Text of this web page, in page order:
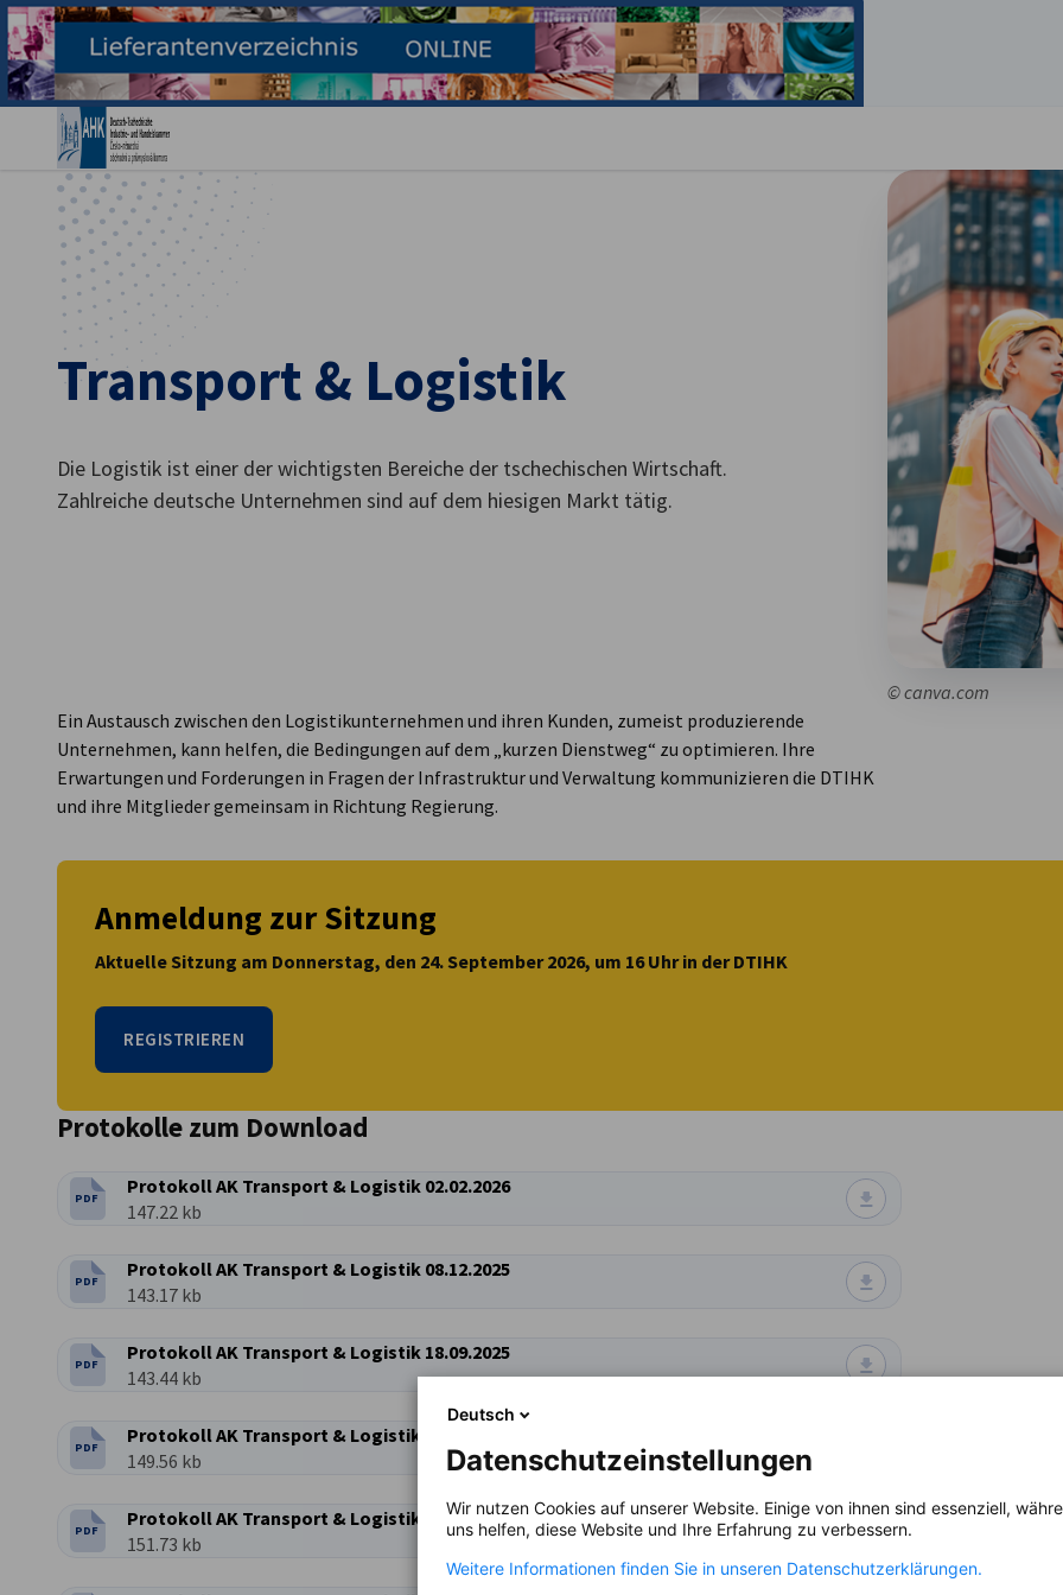
Einstellungen schließen
Transport & Logistik
Die Logistik ist einer der wichtigsten Bereiche der tschechischen Wirtschaft.
Zahlreiche deutsche Unternehmen sind auf dem hiesigen Markt tätig.
© canva.com
Ein Austausch zwischen den Logistikunternehmen und ihren Kunden, zumeist produzierende
Unternehmen, kann helfen, die Bedingungen auf dem „kurzen Dienstweg“ zu optimieren. Ihre
Erwartungen und Forderungen in Fragen der Infrastruktur und Verwaltung kommunizieren die DTIHK
und ihre Mitglieder gemeinsam in Richtung Regierung.
Anmeldung zur Sitzung
Aktuelle Sitzung am Donnerstag, den 24. September 2026, um 16 Uhr in der DTIHK
REGISTRIEREN
Protokolle zum Download
DATEITYP:
PDF
Protokoll AK Transport & Logistik 02.02.2026
Dateigröße:
147.22 kb
DATEITYP:
PDF
Protokoll AK Transport & Logistik 08.12.2025
Dateigröße:
143.17 kb
DATEITYP:
PDF
Protokoll AK Transport & Logistik 18.09.2025
Dateigröße:
143.44 kb
DATEITYP:
PDF
Protokoll AK Transport & Logistik 24.06.2025
Dateigröße:
149.56 kb
DATEITYP:
PDF
Protokoll AK Transport & Logistik 14.04.2025
Dateigröße:
151.73 kb
Deutsch
Datenschutzeinstellungen
Wir nutzen Cookies auf unserer Website. Einige von ihnen sind essenziell,
uns helfen, diese Website und Ihre Erfahrung zu verbessern.
Weitere Informationen finden Sie in unseren Datenschutzerklärungen.